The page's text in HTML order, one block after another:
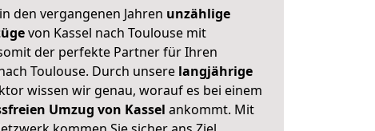
den vergangenen Jahren unzählige
von Kassel nach Toulouse mit
der perfekte Partner für Ihren
Toulouse. Durch unsere langjährige
wissen wir genau, worauf es bei einem
Umzug von Kassel ankommt. Mit